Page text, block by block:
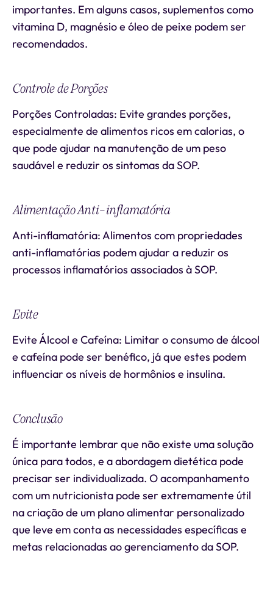
importantes. Em alguns casos, suplementos como
vitamina D, magnésio e óleo de peixe podem ser
recomendados.
Controle de Porções
Porções Controladas: Evite grandes porções,
especialmente de alimentos ricos em calorias, o
que pode ajudar na manutenção de um peso
saudável e reduzir os sintomas da SOP.
Alimentação Anti-inflamatória
Anti-inflamatória: Alimentos com propriedades
anti-inflamatórias podem ajudar a reduzir os
processos inflamatórios associados à SOP.
Evite
Evite Álcool e Cafeína: Limitar o consumo de álcool
e cafeína pode ser benéfico, já que estes podem
influenciar os níveis de hormônios e insulina.
Conclusão
É importante lembrar que não existe uma solução
única para todos, e a abordagem dietética pode
precisar ser individualizada. O acompanhamento
com um nutricionista pode ser extremamente útil
na criação de um plano alimentar personalizado
que leve em conta as necessidades específicas e
metas relacionadas ao gerenciamento da SOP.